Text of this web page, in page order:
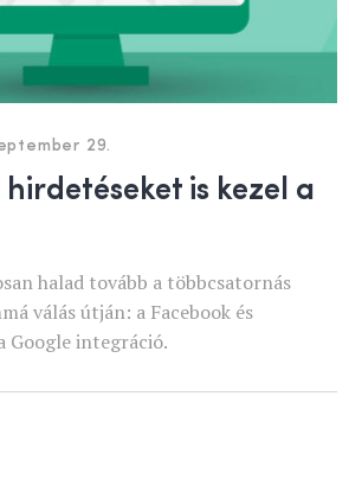
29.
is kezel a
halad tovább a többcsatornás
válás útján: a Facebook és
integráció.